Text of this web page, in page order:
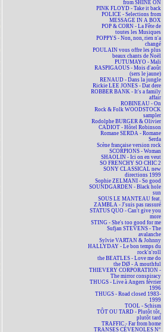
from SHINE ON
PINK FLOYD - Take it back
POLICE - Selections from
MESSAGE IN A BOX
POP & CORN - La Fête de
toutes les Musiques
POPPYS - Non, non, rien n'a
changé
POULAIN vous offre les plus
beaux chants de Noël
PUTUMAYO - Mali
RASPIGAOUS - Mois d'août
(sers le jaune)
RENAUD - Dans la jungle
Rickie LEE JONES - Dat dere
ROBBER BANK - It's a family
affair
ROBINEAU - On
Rock & Folk WOODSTOCK
sampler
Rodolphe BURGER & Olivier
CADIOT - Hôtel Robinson
Romane SERDA - Romane
Serda
Scène française version rock
SCORPIONS - Woman
SHAOLIN - Ici on en veut
SO FRENCHY SO CHIC 2
SONY CLASSICAL new
directions 1999
Sophie ZELMANI - So good
SOUNDGARDEN - Black hole
sun
SOUS LE MANTEAU feat.
ZAMBLA - J'suis pas rassuré
STATUS QUO - Can't give you
more
STING - She's too good for me
Sufjan STEVENS - The
avalanche
Sylvie VARTAN & Johnny
HALLYDAY - Le bon temps du
rock'n'roll
the BEATLES - Love me do
the DØ - A mouthful
THIEVERY CORPORATION -
The mirror conspiracy
THUGS - Live à Angers février
1996
THUGS - Road closed 1983-
1999
TOOL - Schism
TÔT OU TARD - Plutôt tôt,
plutôt tard
TRAFFIC - Far from home
TRANSES CÉVENOLES N°